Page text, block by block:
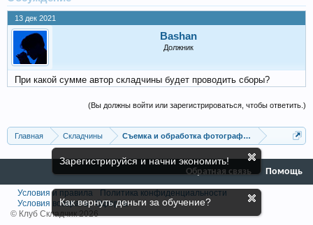
Зарегистрируйся и начни экономить!
Как вернуть деньги за обучение?
13 дек 2021
Bashan
Должник
При какой сумме автор складчины будет проводить сборы?
(Вы должны войти или зарегистрироваться, чтобы ответить.)
Главная Складчины Съемка и обработка фотографий
Обратная связь Помощь
Условия и правила
Политика конфиденциальности
Условия возврата
Оферта
© Клуб Складчик 2026